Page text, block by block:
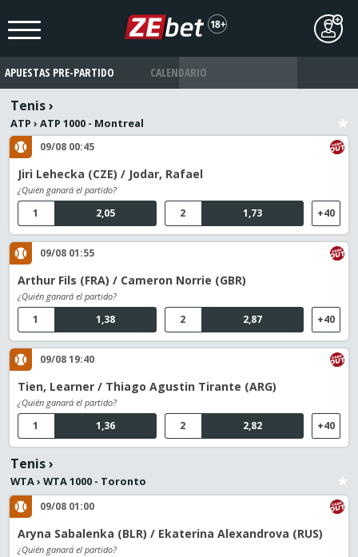
APUESTAS PRE-PARTIDO CALENDARIO
Tenis›
ATP › ATP 1000 - Montreal
09/08 00:45
Jiri Lehecka (CZE) / Jodar, Rafael
¿Quién ganará el partido?
2,05
1 1,73
2 +40
09/08 01:55
Arthur Fils (FRA) / Cameron Norrie (GBR)
¿Quién ganará el partido?
1,38
1 2,87
2 +40
09/08 19:40
Tien, Learner / Thiago Agustin Tirante (ARG)
¿Quién ganará el partido?
1,36
1 2,82
2 +40
Tenis›
WTA› WTA 1000 - Toronto
09/08 01:00
Aryna Sabalenka (BLR) / Ekaterina Alexandrova (RUS)
¿Quién ganará el partido?